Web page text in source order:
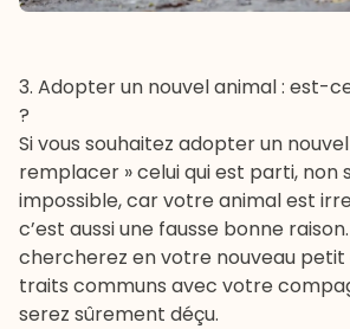
3. Adopter un nouvel animal : est-
?
Si vous souhaitez adopter un
remplacer » celui qui est parti, non
impossible, car votre animal est
c’est aussi une fausse bonne
chercherez en votre nouveau
traits communs avec votre
serez sûrement déçu.